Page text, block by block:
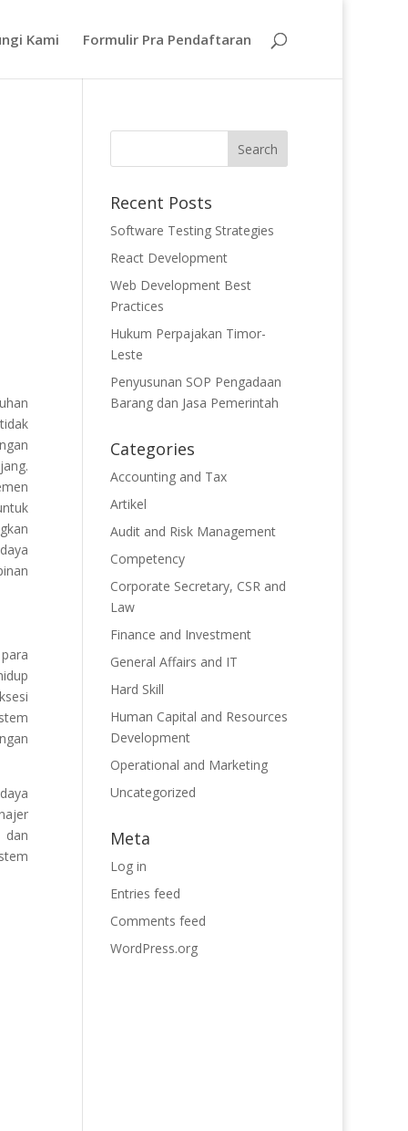
Kami Formulir Pra Pendaftaran
dan
Recent Posts
Software Testing Strategies
React Development
Web Development Best
Practices
Hukum Perpajakan Timor-
Leste
Penyusunan SOP Pengadaan
Barang dan Jasa Pemerintah
Categories
Accounting and Tax
Artikel
Audit and Risk Management
Competency
Corporate Secretary, CSR and
Law
Finance and Investment
General Affairs and IT
Hard Skill
Human Capital and Resources
Development
Operational and Marketing
Uncategorized
Meta
Log in
Entries feed
Comments feed
WordPress.org